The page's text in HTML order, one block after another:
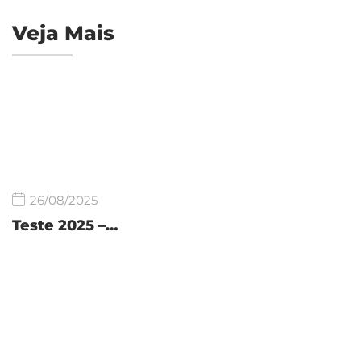
Veja Mais
26/08/2025
Teste 2025 –…